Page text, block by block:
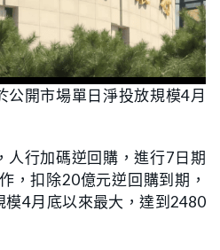
公開市場單日淨投放規模4月
人行加碼逆回購，進行7日期
，扣除20億元逆回購到期，
模4月底以來最大，達到2480